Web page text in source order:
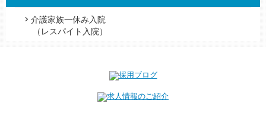
介護家族一休み入院
（レスパイト入院）